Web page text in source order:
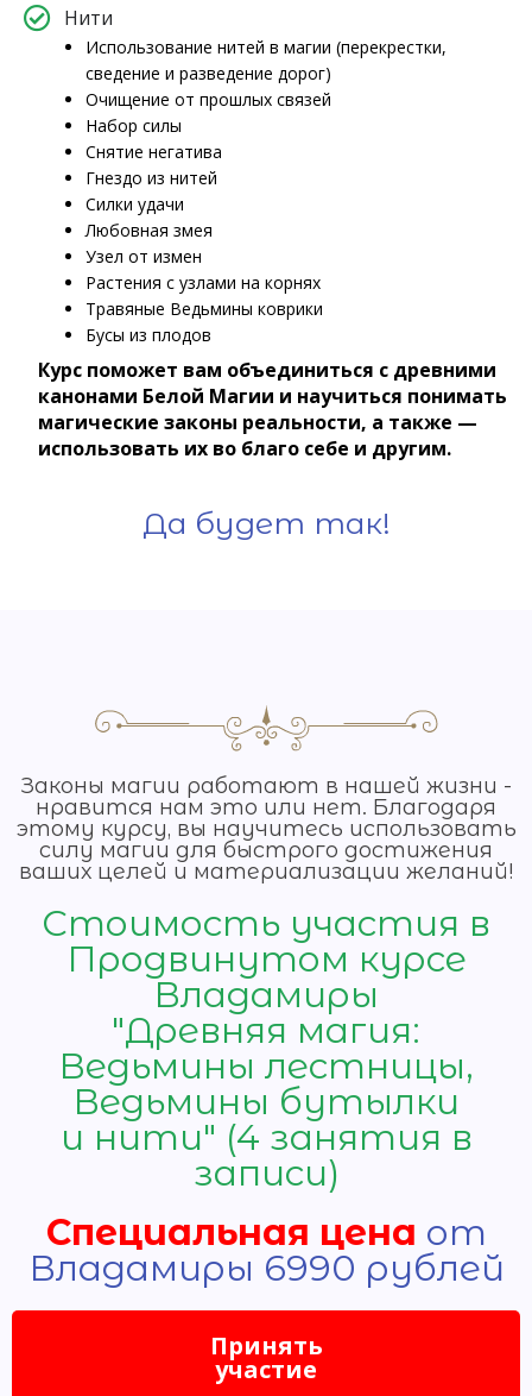
Нити
Использование нитей в магии (перекрестки,
сведение и разведение дорог)
Очищение от прошлых связей
Набор силы
Снятие негатива
Гнездо из нитей
Силки удачи
Любовная змея
Узел от измен
Растения с узлами на корнях
Травяные Ведьмины коврики
Бусы из плодов
Курс поможет вам объединиться с древними
канонами Белой Магии и научиться понимать
магические законы реальности, а также —
использовать их во благо себе и другим.
Да будет так!
Законы магии работают в нашей жизни -
нравится нам это или нет. Благодаря
этому курсу, вы научитесь использовать
силу магии для быстрого достижения
ваших целей и материализации желаний!
Стоимость участия в
Продвинутом курсе
Владамиры
"Древняя магия:
Ведьмины лестницы,
Ведьмины бутылки
и нити" (4 занятия в
записи)
Специальная цена от
Владамиры 6990 рублей
Принять
участие